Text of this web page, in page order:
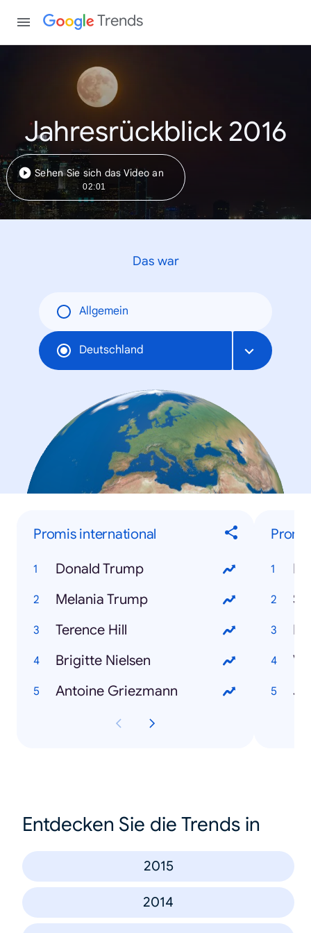
Trends
Jahresrückblick 2016
Sehen Sie sich das Video an
02:01
Das war
Allgemein
Deutschland
Promis international
Donald Trump
Melania Trump
Terence Hill
Brigitte Nielsen
Antoine Griezmann
Entdecken Sie die Trends in
2015
2014